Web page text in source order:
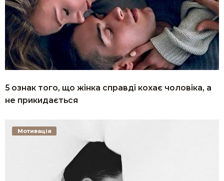
5 ознак того, що жінка справді кохає чоловіка, а
не прикидається
Мотивація